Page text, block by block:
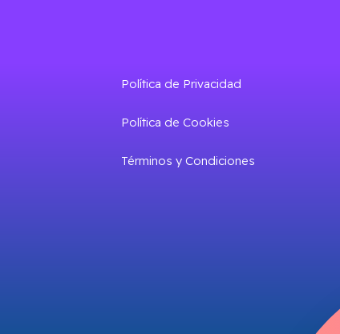
Política de Privacidad
Política de Cookies
Términos y Condiciones